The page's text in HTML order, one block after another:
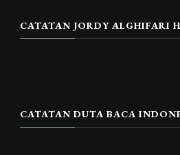
CATATAN JORDY ALGHIFARI
CATATAN DUTA BACA